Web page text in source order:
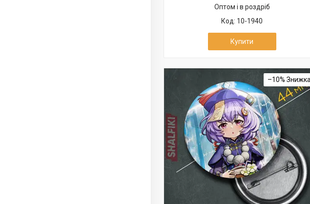
Оптом і в роздріб
10-1940
Купити
–10%